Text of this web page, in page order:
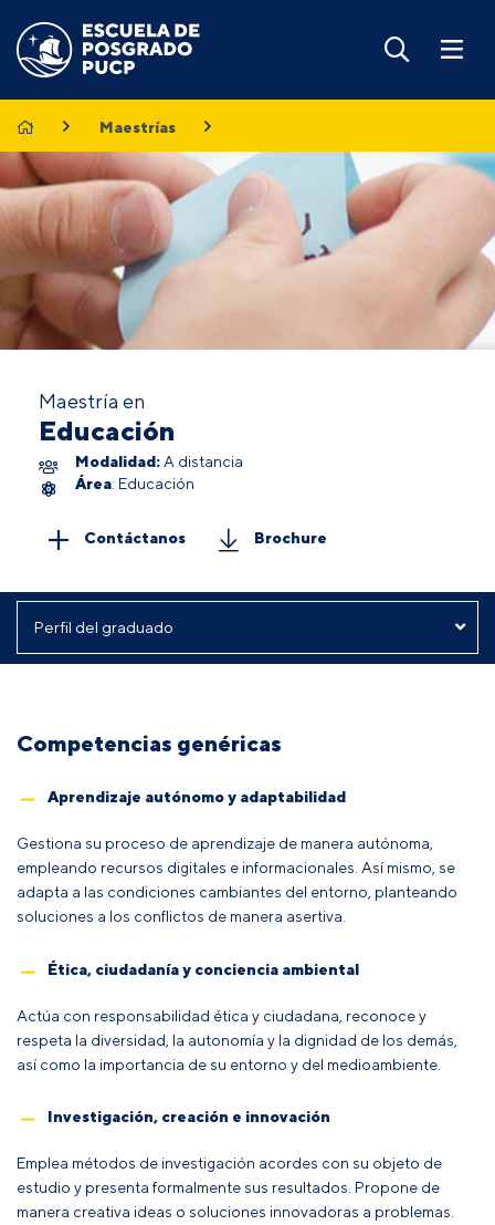
Maestrías
Maestría en
Educación
Modalidad: A distancia
Área: Educación
Contáctanos Brochure
Competencias genéricas
Aprendizaje autónomo y adaptabilidad
Gestiona su proceso de aprendizaje de manera autónoma,
empleando recursos digitales e informacionales. Así mismo, se
adapta a las condiciones cambiantes del entorno, planteando
soluciones a los conflictos de manera asertiva.
Ética, ciudadanía y conciencia ambiental
Actúa con responsabilidad ética y ciudadana, reconoce y
respeta la diversidad, la autonomía y la dignidad de los demás,
así como la importancia de su entorno y del medioambiente.
Investigación, creación e innovación
Emplea métodos de investigación acordes con su objeto de
estudio y presenta formalmente sus resultados. Propone de
manera creativa ideas o soluciones innovadoras a problemas.